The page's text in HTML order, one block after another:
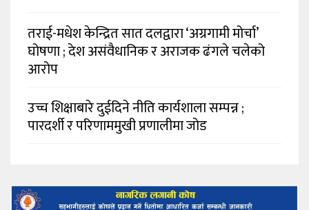
तराई-मधेश केन्द्रित सात दलद्वारा ‘अग्रगामी मोर्चा’
घोषणा ; देश असंवैधानिक र अराजक ढंगले चलेको
आरोप
उच्च शिक्षाबारे दुईदिने नीति कार्यशाला सम्पन्न ;
पारदर्शी र परिणाममुखी प्रणालीमा जोड